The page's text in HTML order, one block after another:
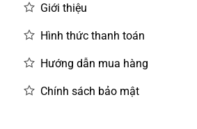
Giới thiệu
Hình thức thanh toán
Hướng dẫn mua hàng
Chính sách bảo mật